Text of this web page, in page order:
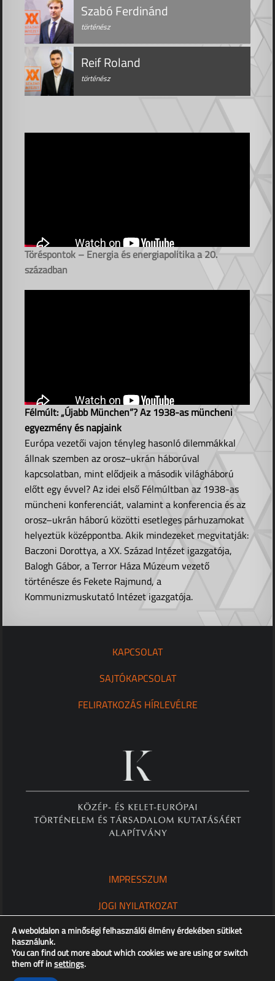
Szabó Ferdinánd
történész
Reif Roland
történész
Töréspontok – Energia és energiapolitika a 20.
században
Félmúlt: „Újabb München”? Az 1938-as müncheni
egyezmény és napjaink
Európa vezetői vajon tényleg hasonló dilemmákkal
állnak szemben az orosz–ukrán háborúval
kapcsolatban, mint elődjeik a második világháború
előtt egy évvel? Az idei első Félmúltban az 1938-as
müncheni konferenciát, valamint a konferencia és az
orosz–ukrán háború közötti esetleges párhuzamokat
helyeztük középpontba. Akik mindezeket megvitatják:
Baczoni Dorottya, a XX. Század Intézet igazgatója,
Balogh Gábor, a Terror Háza Múzeum vezető
történésze és Fekete Rajmund, a
Kommunizmuskutató Intézet igazgatója.
KAPCSOLAT
SAJTÓKAPCSOLAT
FELIRATKOZÁS HÍRLEVÉLRE
IMPRESSZUM
JOGI NYILATKOZAT
ADATKEZELÉSI TÁJÉKOZTATÓ
A weboldalon a minőségi felhasználói élmény érdekében sütiket
használunk.
You can find out more about which cookies we are using or switch
them off insettings.